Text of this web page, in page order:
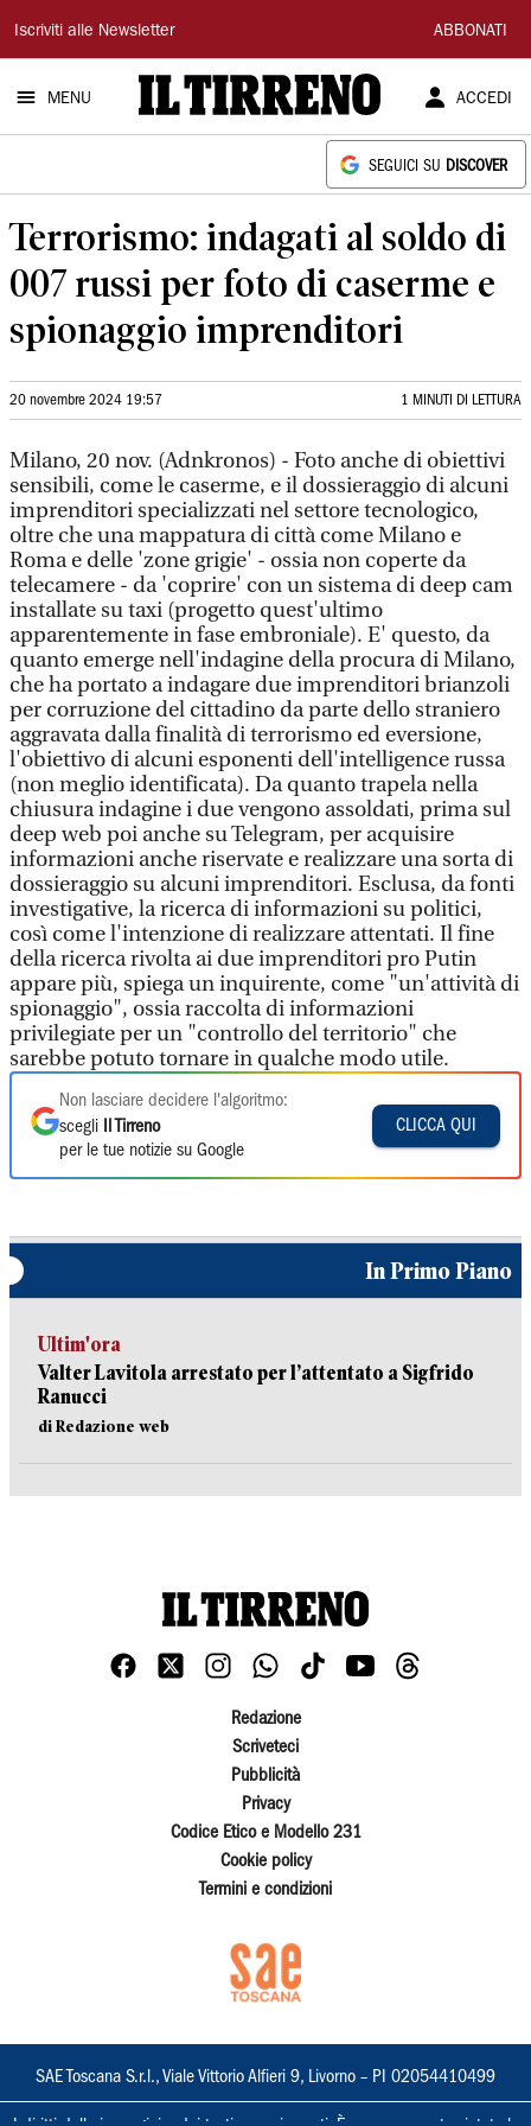
Il
Tirreno
Iscriviti alle Newsletter ABBONATI
MENU ACCEDI
SEGUICI SU DISCOVER
Terrorismo: indagati al soldo di
007 russi per foto di caserme e
spionaggio imprenditori
20 novembre 2024 19:57 1 MINUTI DI LETTURA
Milano, 20 nov. (Adnkronos) - Foto anche di obiettivi
sensibili, come le caserme, e il dossieraggio di alcuni
imprenditori specializzati nel settore tecnologico,
oltre che una mappatura di città come Milano e
Roma e delle 'zone grigie' - ossia non coperte da
telecamere - da 'coprire' con un sistema di deep cam
installate su taxi (progetto quest'ultimo
apparentemente in fase embroniale). E' questo, da
quanto emerge nell'indagine della procura di Milano,
che ha portato a indagare due imprenditori brianzoli
per corruzione del cittadino da parte dello straniero
aggravata dalla finalità di terrorismo ed eversione,
l'obiettivo di alcuni esponenti dell'intelligence russa
(non meglio identificata). Da quanto trapela nella
chiusura indagine i due vengono assoldati, prima sul
deep web poi anche su Telegram, per acquisire
informazioni anche riservate e realizzare una sorta di
dossieraggio su alcuni imprenditori. Esclusa, da fonti
investigative, la ricerca di informazioni su politici,
così come l'intenzione di realizzare attentati. Il fine
della ricerca rivolta ai due imprenditori pro Putin
appare più, spiega un inquirente, come "un'attività di
spionaggio", ossia raccolta di informazioni
privilegiate per un "controllo del territorio" che
sarebbe potuto tornare in qualche modo utile.
Non lasciare decidere l'algoritmo:
scegli
Il Tirreno
per le tue notizie su Google
CLICCA QUI
In Primo Piano
Ultim'ora
Valter Lavitola arrestato per l’attentato a Sigfrido
Ranucci
di Redazione web
Redazione
Scriveteci
Pubblicità
Privacy
Codice Etico e Modello 231
Cookie policy
Termini e condizioni
SAE Toscana S.r.l., Viale Vittorio Alfieri 9, Livorno – PI 02054410499